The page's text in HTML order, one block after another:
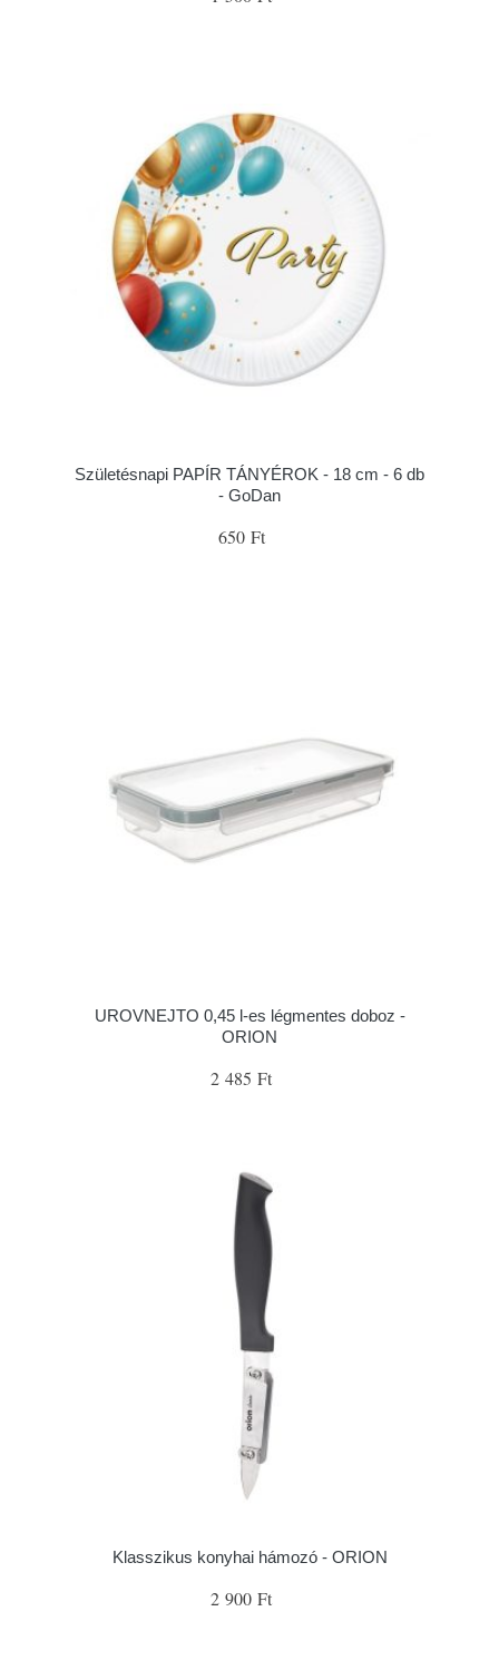
Születésnapi PAPÍR TÁNYÉROK - 18 cm - 6 db
- GoDan
650 Ft
UROVNEJTO 0,45 l-es légmentes doboz -
ORION
2 485 Ft
Klasszikus konyhai hámozó - ORION
2 900 Ft